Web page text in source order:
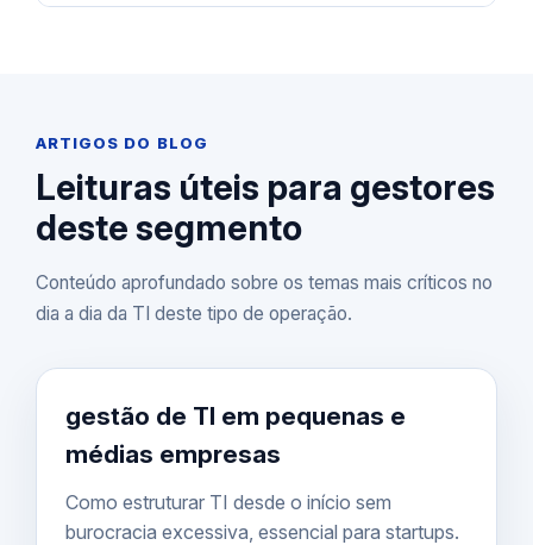
ARTIGOS DO BLOG
Leituras úteis para gestores
deste segmento
Conteúdo aprofundado sobre os temas mais críticos no
dia a dia da TI deste tipo de operação.
gestão de TI em pequenas e
médias empresas
Como estruturar TI desde o início sem
burocracia excessiva, essencial para startups.